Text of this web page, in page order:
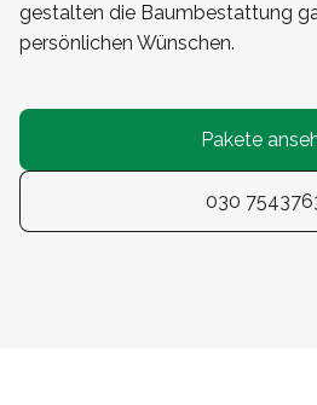
gestalten die Baumbestattung
persönlichen Wünschen.
Pakete
030